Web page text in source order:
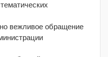
вежливое обращение